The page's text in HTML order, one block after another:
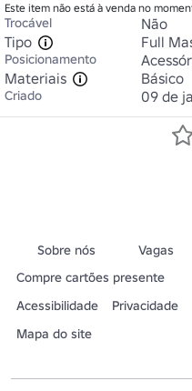
Este item não está à venda no
Trocável
Não
Tipo
Full
Posicionamento
Materiais
Básico
Criado 09 de
Sobre nós Vagas
Compre cartões presente
Acessibilidade
Privacidade
Mapa do site